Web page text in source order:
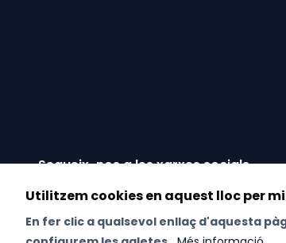
Segueix-nos a les xarxes socials
Utilitzem cookies en aquest lloc per
En fer clic a qualsevol enllaç d'aquesta